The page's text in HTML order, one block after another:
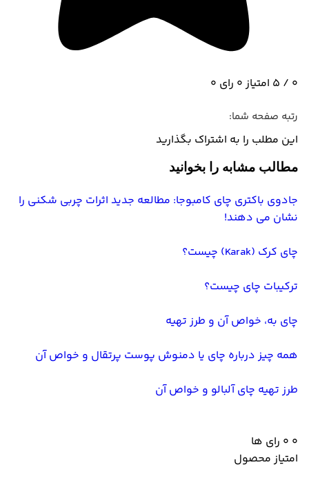
0
/
5 امتیاز0 رای 0
رتبه صفحه شما:
این مطلب را به اشتراک بگذارید
with
with
with
with
with
مطالب مشابه را بخوانید
جادوی باکتری چای کامبوجا: مطالعه جدید اثرات چربی شکنی را
نشان می دهند!
چای کرک (Karak) چیست؟
ترکیبات چای چیست؟
چای به، خواص آن و طرز تهیه
همه چیز درباره چای یا دمنوش پوست پرتقال و خواص آن
طرز تهیه چای آلبالو و خواص آن
0
0 رای ها
امتیاز محصول